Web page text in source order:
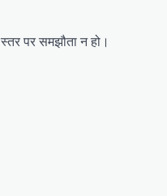
पर समझौता न हो।